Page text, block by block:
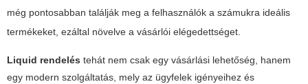
még pontosabban találják meg a felhasználók a számukra ideális
termékeket, ezáltal növelve a vásárlói elégedettséget.
Liquid rendelés tehát nem csak egy vásárlási lehetőség, hanem
egy modern szolgáltatás, mely az ügyfelek igényeihez és